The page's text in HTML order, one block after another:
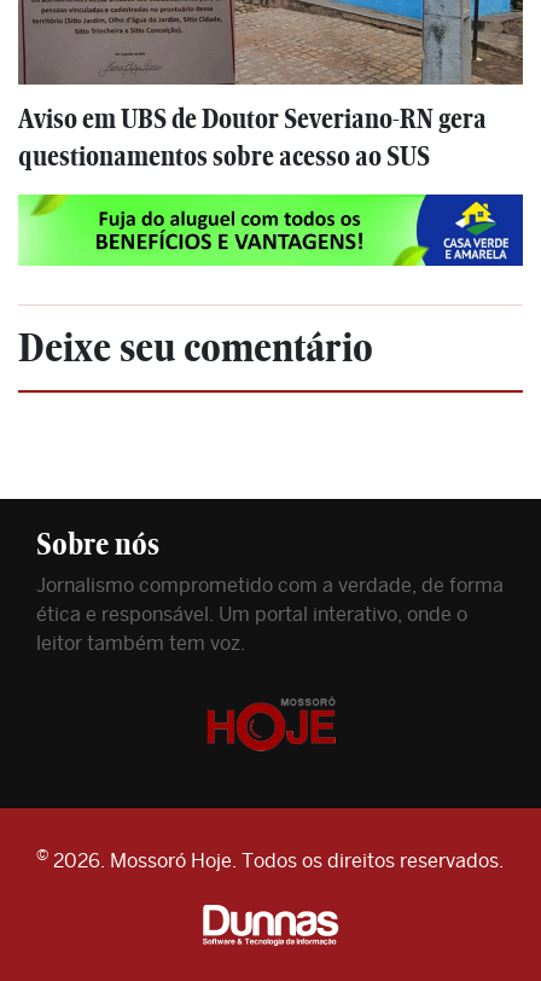
Aviso em UBS de Doutor Severiano-RN gera
questionamentos sobre acesso ao SUS
Deixe seu comentário
Sobre nós
Jornalismo comprometido com a verdade, de forma
ética e responsável. Um portal interativo, onde o
leitor também tem voz.
© 2026. Mossoró Hoje. Todos os direitos reservados.